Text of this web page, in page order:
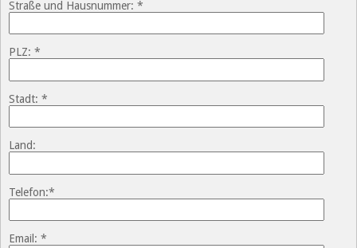
Straße und Hausnummer: *
PLZ: *
Stadt: *
Land:
Telefon:*
Email: *